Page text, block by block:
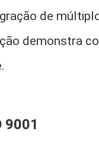
de
demonstra
9001